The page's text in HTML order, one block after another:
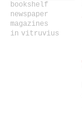
bookshelf
newspaper
magazines
in vitruvius